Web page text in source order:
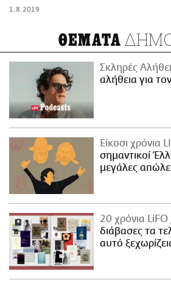
1.8.2019
ΘΕΜΑΤΑ
Σκληρές
αλήθεια για
Είκοσι χρόνια
σημαντικοί
μεγάλες
20 χρόνια LiFO
διάβασες τα
αυτό